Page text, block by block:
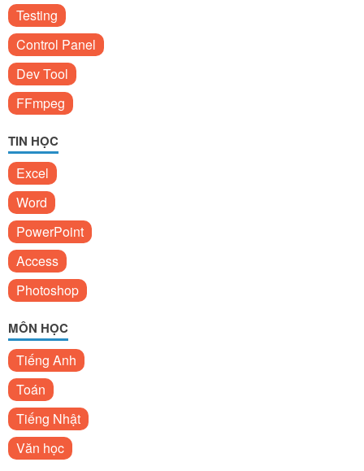
Testing
Control Panel
Dev Tool
FFmpeg
TIN HỌC
Excel
Word
PowerPoint
Access
Photoshop
MÔN HỌC
Tiếng Anh
Toán
Tiếng Nhật
Văn học